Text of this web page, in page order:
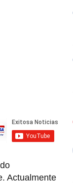
Actualmente